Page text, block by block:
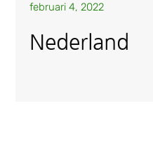
februari 4, 2022
Nederland